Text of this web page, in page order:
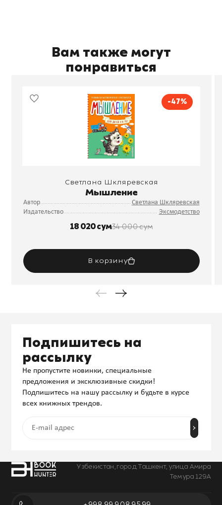
Вам также могут
понравиться
-47%
Светлана Шкляревская
Мышление
Автор
Светлана Шкляревская
Издательство
Эксмодетство
18 020 сум34 000 сум
В корзину
Узбекистан, город Ташкент, улица Амира
Темура 129А
Подпишитесь на
рассылку
Не пропустите новинки, специальные
предложения и эксклюзивные скидки!
Подпишитесь на нашу рассылку и будьте в курсе
всех книжных трендов.